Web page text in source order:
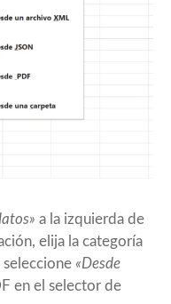
a la izquierda de
elija la categoría
«Desde
en el selector de